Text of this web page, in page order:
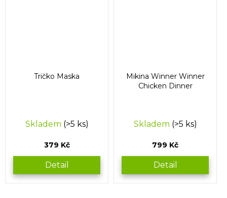
Tričko Maska
Skladem (>5 ks)
379 Kč
Detail
Mikina Winner Winner
Chicken Dinner
Skladem (>5 ks)
799 Kč
Detail